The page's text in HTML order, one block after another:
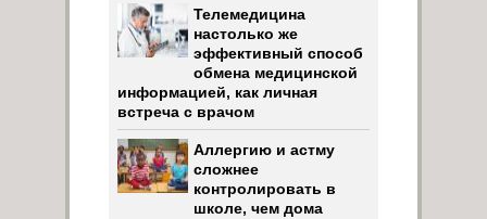
Телемедицина
настолько же
эффективный способ
обмена медицинской
информацией, как личная
встреча с врачом
Аллергию и астму
сложнее
контролировать в
школе, чем дома